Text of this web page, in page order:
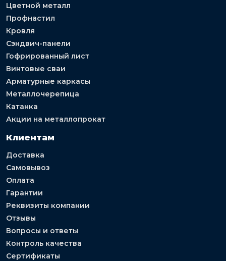
Цветной металл
Профнастил
Кровля
Сэндвич-панели
Гофрированный лист
Винтовые сваи
Арматурные каркасы
Металлочерепица
Катанка
Акции на металлопрокат
Клиентам
Доставка
Самовывоз
Оплата
Гарантии
Реквизиты компании
Отзывы
Вопросы и ответы
Контроль качества
Сертификаты